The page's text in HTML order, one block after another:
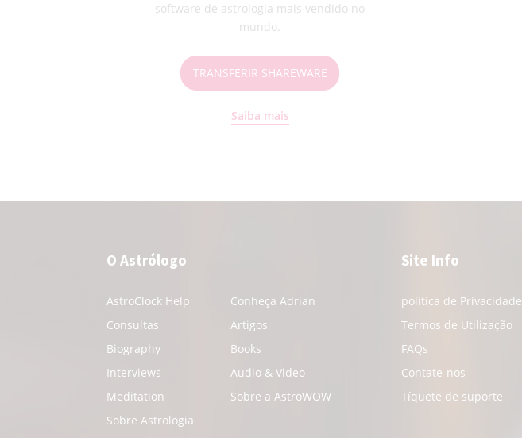
software de astrologia mais vendido no
mundo.
TRANSFERIR SHAREWARE
Saiba mais
O Astrólogo
AstroClock Help
Conheça Adrian
Consultas
Artigos
Biography
Books
Interviews
Audio & Video
Meditation
Sobre a AstroWOW
Sobre Astrologia
Site Info
política de Privacidade
Termos de Utilização
FAQs
Contate-nos
Tíquete de suporte